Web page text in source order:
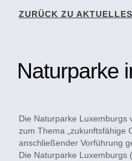
ZURÜCK ZU AKTUELLES
Naturparke
Die Naturparke Luxemburgs
zum Thema „zukunftsfähige
anschließender Vorführung
Die Naturparke Luxemburgs